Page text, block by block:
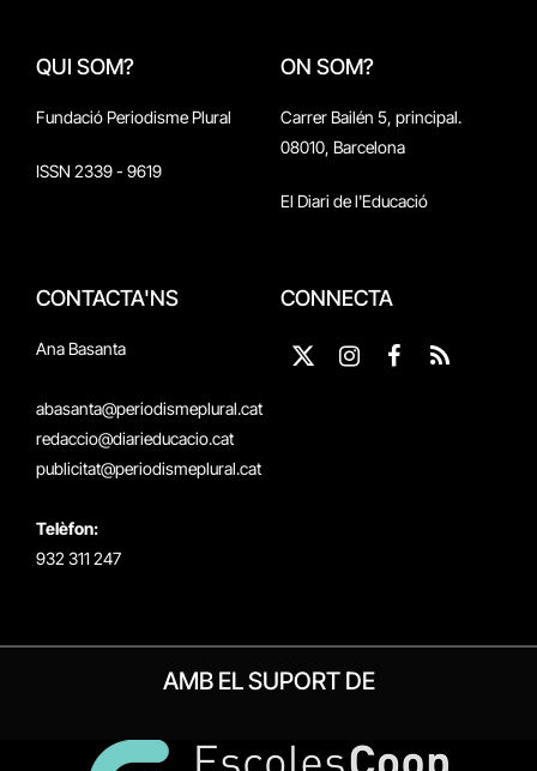
QUI SOM?
Fundació Periodisme Plural
ISSN 2339 - 9619
ON SOM?
Carrer Bailén 5, principal.
08010, Barcelona
El Diari de l'Educació
CONTACTA'NS
Ana Basanta
abasanta@periodismeplural.cat
redaccio@diarieducacio.cat
publicitat@periodismeplural.cat
Telèfon:
932 311 247
CONNECTA
X
Instagram
Facebook
RSS
AMB EL SUPORT DE